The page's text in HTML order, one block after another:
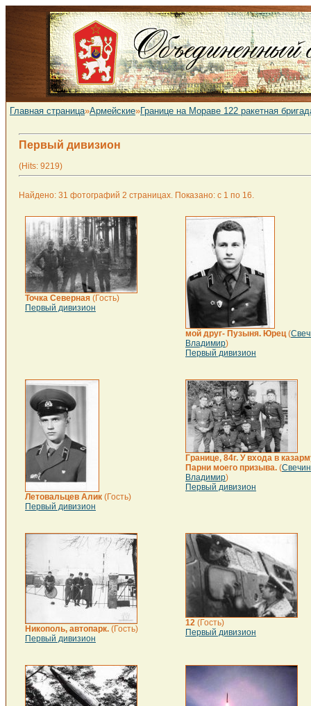
Главная страница»Армейские»Границе на Мораве 122 ракетная
Первый дивизион
(Hits: 9219)
Найдено: 31 фотографий 2 страницах. Показано: с 1 по 16.
Точка Северная (Гость)
Первый дивизион
мой друг- Пузыня. Юрец(
Владимир)
Первый дивизион
Летовальцев Алик (Гость)
Первый дивизион
Границе, 84г. У входа в
Парни моего призыва. (Свечин
Владимир)
Первый дивизион
Никополь, автопарк. (Гость)
Первый дивизион
12 (Гость)
Первый дивизион